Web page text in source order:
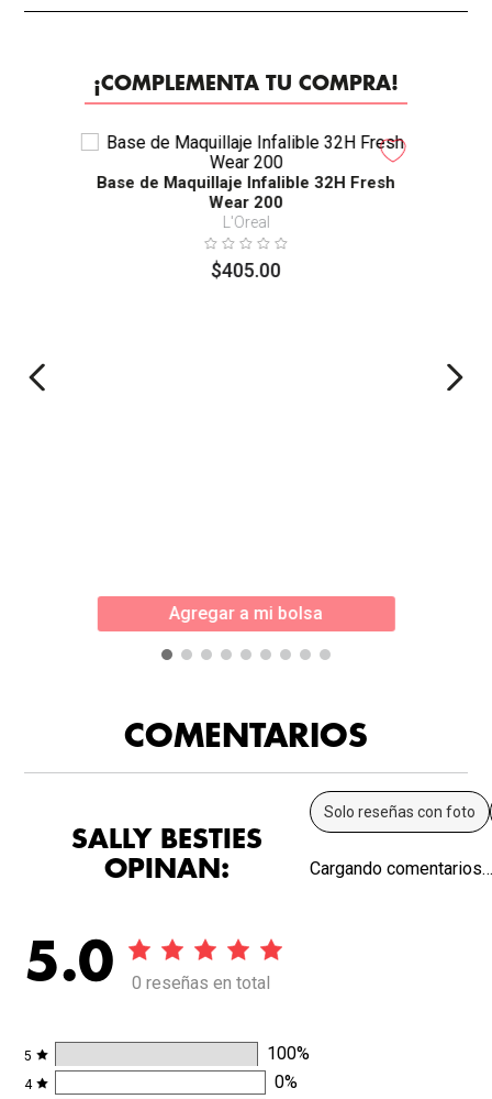
¡COMPLEMENTA TU COMPRA!
Base de Maquillaje Infalible 32H Fresh
Wear 200
L'Oreal
$405.00
Agregar a mi bolsa
COMENTARIOS
SALLY BESTIES
OPINAN:
5.0 0 reseñas en total
5 100%
4 0%
Solo reseñas con foto
Cargando